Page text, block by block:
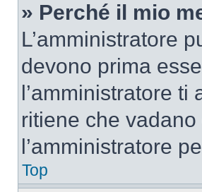
» Perché il mio
L’amministratore
devono prima
l’amministratore
ritiene che
l’amministratore
Top